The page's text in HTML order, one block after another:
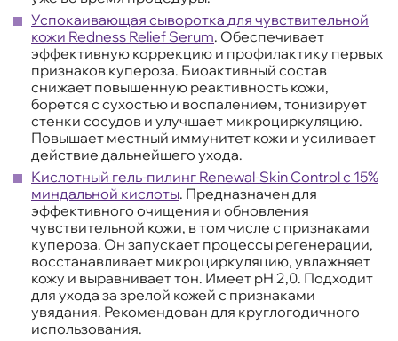
Успокаивающая сыворотка для чувствительной
кожи Redness Relief Serum. Обеспечивает
эффективную коррекцию и профилактику первых
признаков купероза. Биоактивный состав
снижает повышенную реактивность кожи,
борется с сухостью и воспалением, тонизирует
стенки сосудов и улучшает микроциркуляцию.
Повышает местный иммунитет кожи и усиливает
действие дальнейшего ухода.
Кислотный гель-пилинг Renewal-Skin Control с 15%
миндальной кислоты. Предназначен для
эффективного очищения и обновления
чувствительной кожи, в том числе с признаками
купероза. Он запускает процессы регенерации,
восстанавливает микроциркуляцию, увлажняет
кожу и выравнивает тон. Имеет pH 2,0. Подходит
для ухода за зрелой кожей с признаками
увядания. Рекомендован для круглогодичного
использования.